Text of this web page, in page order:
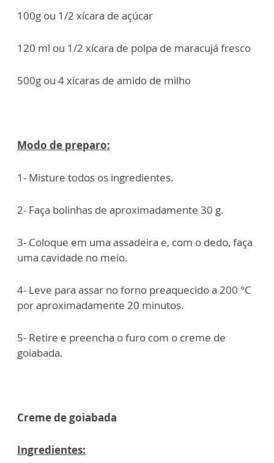
100g ou 1/2 xícara de açúcar
120 ml ou 1/2 xícara de polpa de maracujá fresco
500g ou 4 xícaras de amido de milho
Modo de preparo:
1- Misture todos os ingredientes.
2- Faça bolinhas de aproximadamente 30 g.
3- Coloque em uma assadeira e, com o dedo, faça
uma cavidade no meio.
4- Leve para assar no forno preaquecido a 200 °C
por aproximadamente 20 minutos.
5- Retire e preencha o furo com o creme de
goiabada.
Creme de goiabada
Ingredientes: